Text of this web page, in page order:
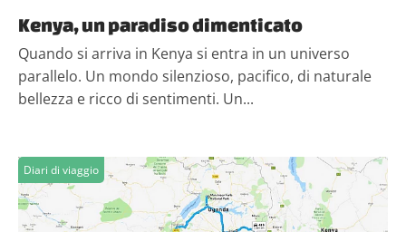
Kenya, un paradiso dimenticato
Quando si arriva in Kenya si entra in un universo
parallelo. Un mondo silenzioso, pacifico, di naturale
bellezza e ricco di sentimenti. Un...
Diari di viaggio